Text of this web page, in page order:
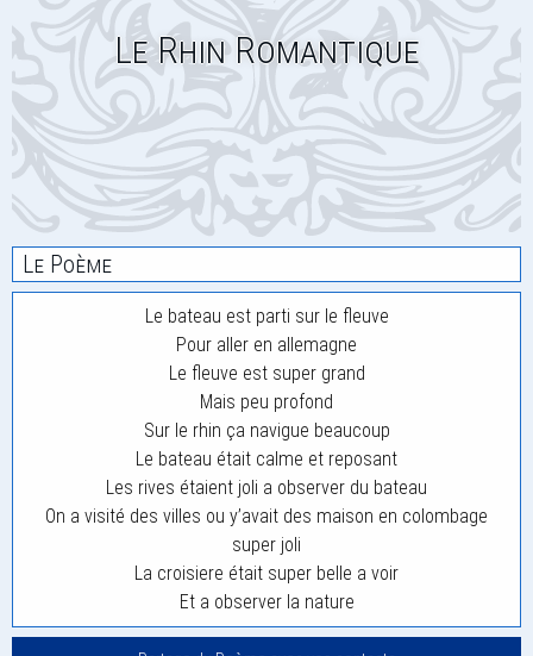
Le Rhin Romantique
Le Poème
Le bateau est parti sur le fleuve
Pour aller en allemagne
Le fleuve est super grand
Mais peu profond
Sur le rhin ça navigue beaucoup
Le bateau était calme et reposant
Les rives étaient joli a observer du bateau
On a visité des villes ou y’avait des maison en colombage
super joli
La croisiere était super belle a voir
Et a observer la nature